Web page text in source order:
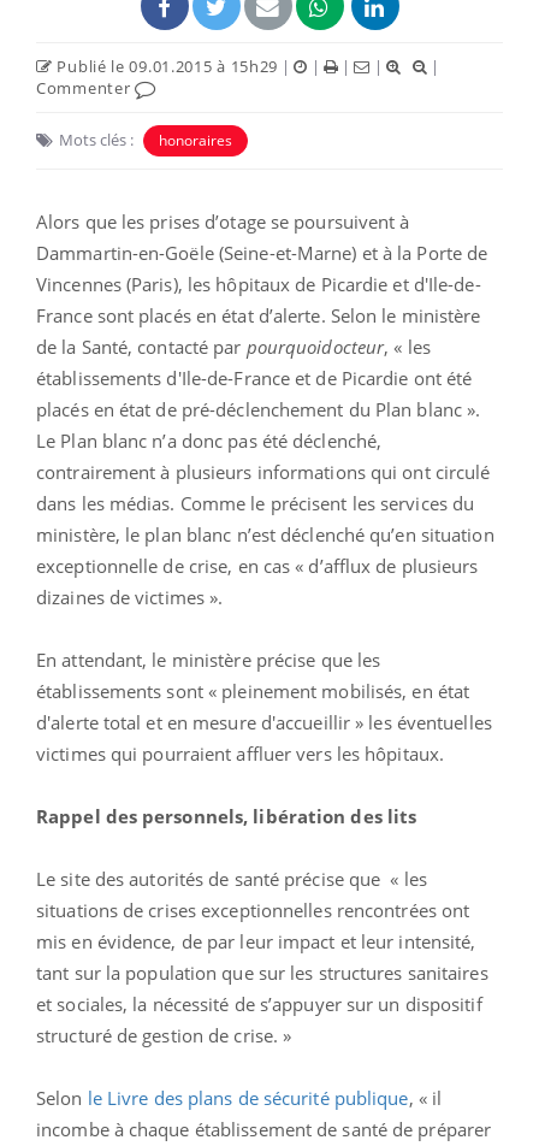
Publié le 09.01.2015 à 15h29 | | | |
|
Commenter
Mots clés : honoraires
Alors que les prises d’otage se poursuivent à
Dammartin-en-Goële (Seine-et-Marne) et à la Porte de
Vincennes (Paris), les hôpitaux de Picardie et d'Ile-de-
France sont placés en état d’alerte. Selon le ministère
de la Santé, contacté par pourquoidocteur, « les
établissements d'Ile-de-France et de Picardie ont été
placés en état de pré-déclenchement du Plan blanc ».
Le Plan blanc n’a donc pas été déclenché,
contrairement à plusieurs informations qui ont circulé
dans les médias. Comme le précisent les services du
ministère, le plan blanc n’est déclenché qu’en situation
exceptionnelle de crise, en cas « d’afflux de plusieurs
dizaines de victimes ».
En attendant, le ministère précise que les
établissements sont « pleinement mobilisés, en état
d'alerte total et en mesure d'accueillir » les éventuelles
victimes qui pourraient affluer vers les hôpitaux.
Rappel des personnels, libération des lits
Le site des autorités de santé précise que « les
situations de crises exceptionnelles rencontrées ont
mis en évidence, de par leur impact et leur intensité,
tant sur la population que sur les structures sanitaires
et sociales, la nécessité de s’appuyer sur un dispositif
structuré de gestion de crise. »
Selon le Livre des plans de sécurité publique, « il
incombe à chaque établissement de santé de préparer